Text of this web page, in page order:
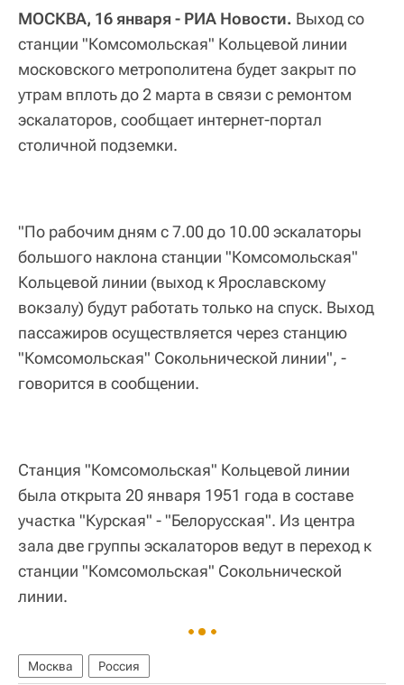
МОСКВА, 16 января - РИА Новости. Выход со
станции "Комсомольская" Кольцевой линии
московского метрополитена будет закрыт по
утрам вплоть до 2 марта в связи с ремонтом
эскалаторов, сообщает интернет-портал
столичной подземки.
"По рабочим дням с 7.00 до 10.00 эскалаторы
большого наклона станции "Комсомольская"
Кольцевой линии (выход к Ярославскому
вокзалу) будут работать только на спуск. Выход
пассажиров осуществляется через станцию
"Комсомольская" Сокольнической линии", -
говорится в сообщении.
Станция "Комсомольская" Кольцевой линии
была открыта 20 января 1951 года в составе
участка "Курская" - "Белорусская". Из центра
зала две группы эскалаторов ведут в переход к
станции "Комсомольская" Сокольнической
линии.
Москва Россия